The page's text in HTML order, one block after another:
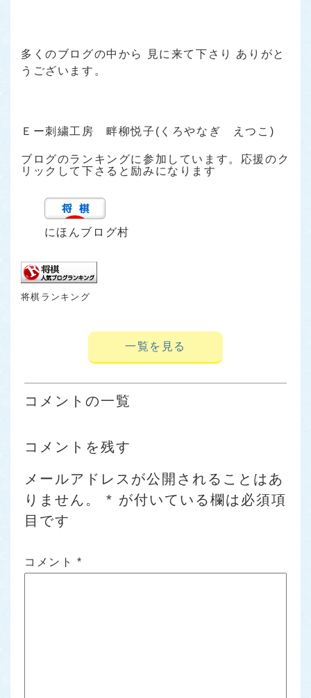
多くのブログの中から 見に来て下さり ありがと
うございます。
Ｅー刺繍工房 畔柳悦子(くろやなぎ えつこ)
ブログのランキングに参加しています。応援のク
リックして下さると励みになります
にほんブログ村
将棋ランキング
一覧を見る
コメントの一覧
コメントを残す
メールアドレスが公開されることはあ
りません。
* が付いている欄は必須項
目です
コメント *